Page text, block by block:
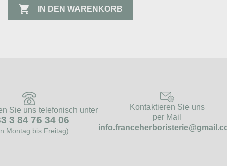
 IN DEN WARENKORB
Sie uns telefonisch unter
3 84 76 34 06
Montag bis Freitag)
Kontaktieren Sie uns
per Mail